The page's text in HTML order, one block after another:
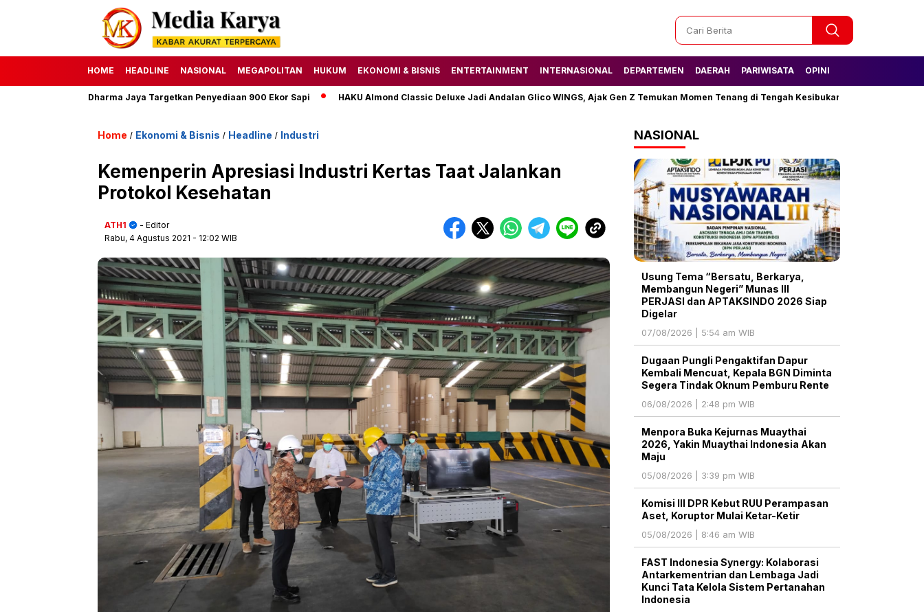
HOME HEADLINE NASIONAL MEGAPOLITAN HUKUM EKONOMI & BISNIS ENTERTAINMENT INTERNASIONAL DEPARTEMEN DAERAH PARIWISATA OPINI
Perumda Dharma Jaya Targetkan Penyediaan 900 Ekor Sapi HAKU Almond Classic Deluxe Jadi Andalan Glico WINGS, Ajak Gen Z Temukan Momen Tenang di Tengah Kesibukan Tak Lagi Kesulitan
Home / Ekonomi & Bisnis / Headline / Industri
Kemenperin Apresiasi Industri Kertas Taat Jalankan
Protokol Kesehatan
ATH1
- Editor
Rabu, 4 Agustus 2021 - 12:02 WIB
NASIONAL
Usung Tema “Bersatu, Berkarya,
Membangun Negeri” Munas III
PERJASI dan APTAKSINDO 2026 Siap
Digelar
07/08/2026 | 5:54 am WIB
Dugaan Pungli Pengaktifan Dapur
Kembali Mencuat, Kepala BGN Diminta
Segera Tindak Oknum Pemburu Rente
06/08/2026 | 2:48 pm WIB
Menpora Buka Kejurnas Muaythai
2026, Yakin Muaythai Indonesia Akan
Maju
05/08/2026 | 3:39 pm WIB
Komisi III DPR Kebut RUU Perampasan
Aset, Koruptor Mulai Ketar-Ketir
05/08/2026 | 8:46 am WIB
FAST Indonesia Synergy: Kolaborasi
Antarkementrian dan Lembaga Jadi
Kunci Tata Kelola Sistem Pertanahan
Indonesia